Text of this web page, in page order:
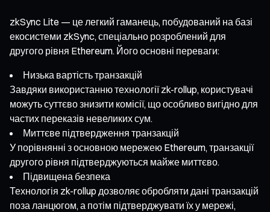
zkSync Lite — це легкий гаманець, побудований на базі
екосистеми zkSync, спеціально розроблений для
другого рівня Ethereum. Його основні переваги:
Низька вартість транзакцій
Завдяки використанню технології zk-rollup, користувачі
можуть суттєво знизити комісії, що особливо вигідно для
частих переказів невеликих сум.
Миттєве підтвердження транзакцій
У порівнянні з основною мережею Ethereum, транзакції
другого рівня підтверджуються майже миттєво.
Підвищена безпека
Технологія zk-rollup дозволяє обробляти дані транзакцій
поза ланцюгом, а потім підтверджувати їх у мережі,